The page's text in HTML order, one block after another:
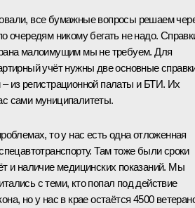
все бумажные вопросы решаем
очередям никому бегать не надо.
малоимущим мы не требуем. Для
учёт нужны две основные
из регистрационной палаты и БТИ. Их
сами муниципалитеты.
то у нас есть одна отложенная
Там тоже были сроки
и наличие медицинских показаний. Мы
с теми, кто попал под действие
но у нас в крае остаётся 4500